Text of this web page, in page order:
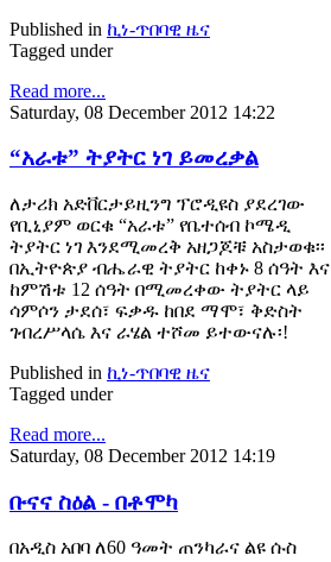
Published in ኪነ-ጥበባዊ ዜና
Tagged under
Read more...
Saturday, 08 December 2012 14:22
“አራቱ” ትያትር ነገ ይመረቃል
ለታሪክ አድቨርታይዚንግ ፕሮዲዩስ ያደረገው
የቢኒያም ወርቁ “አራቱ” የቤተሰብ ኮሜዲ
ትያትር ነገ እንደሚመረቅ አዘጋጆቹ አስታወቁ፡፡
በኢትዮጵያ ብሔራዊ ትያትር ከቀኑ 8 ሰዓት እና
ከምሽቱ 12 ሰዓት በሚመረቀው ትያትር ላይ
ሳምሶን ታደሰ፣ ፍቃዱ ከበደ ማሞ፣ ቅድስት
ገብረሥላሴ እና ራሄል ተሾመ ይተውናሉ፡!
Published in ኪነ-ጥበባዊ ዜና
Tagged under
Read more...
Saturday, 08 December 2012 14:19
ቡናና ስዕል - በቶሞካ
በአዲስ አበባ ለ60 ዓመት ጠንካራና ልዩ ሱስ